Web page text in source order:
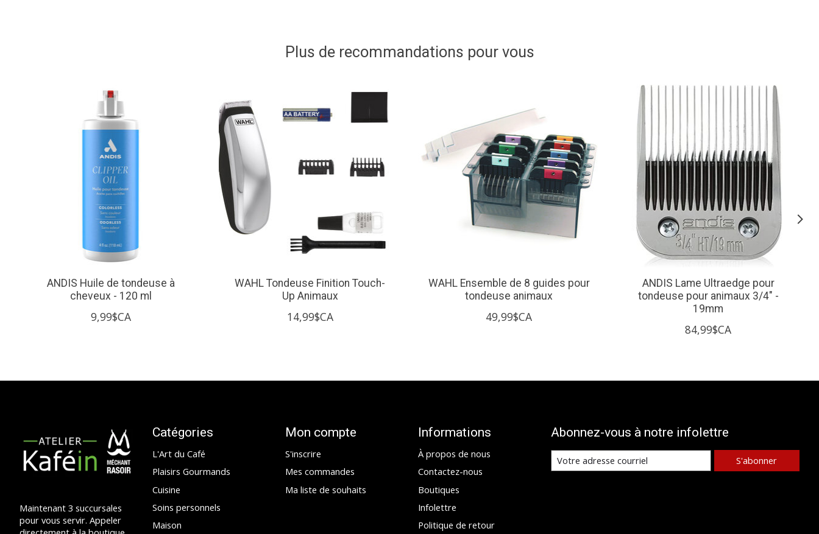
Plus de recommandations pour vous
Articles du carrousel de produits
ANDIS Huile de tondeuse à
cheveux - 120 ml
9,99$CA
WAHL Tondeuse Finition Touch-
Up Animaux
14,99$CA
WAHL Ensemble de 8 guides pour
tondeuse animaux
49,99$CA
ANDIS Lame Ultraedge pour
tondeuse pour animaux 3/4" -
19mm
84,99$CA
Maintenant 3 succursales
pour vous servir. Appeler
Catégories
L'Art du Café
Plaisirs Gourmands
Cuisine
Soins personnels
Maison
Mon compte
S'inscrire
Mes commandes
Ma liste de souhaits
Informations
À propos de nous
Contactez-nous
Boutiques
Infolettre
Politique de retour
Abonnez-vous à notre infolettre
S'abonner